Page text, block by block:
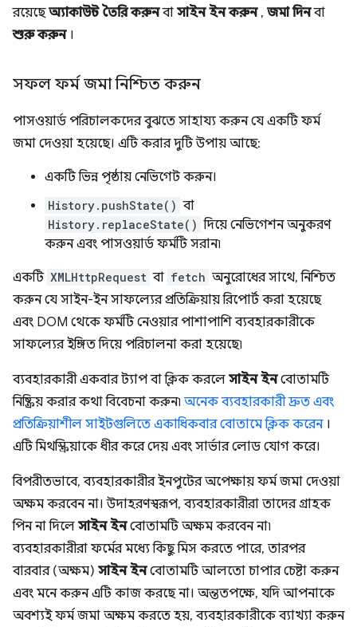
রয়েছেঅ্যাকাউন্ট তৈরি করুনবা সাইন ইন করুন, জমা দিনবা
শুরু করুন।
সফল ফর্ম জমা নিশ্চিত করুন
পাসওয়ার্ড পরিচালকদের বুঝতে সাহায্য করুন যে একটি ফর্ম
জমা দেওয়া হয়েছে। এটি করার দুটি উপায় আছে:
একটি ভিন্ন পৃষ্ঠায় নেভিগেট করুন।
History.pushState() বা
History.replaceState() দিয়ে নেভিগেশন অনুকরণ
করুন এবং পাসওয়ার্ড ফর্মটি সরান৷
একটি XMLHttpRequest বা fetch অনুরোধের সাথে, নিশ্চিত
করুন যে সাইন-ইন সাফল্যের প্রতিক্রিয়ায় রিপোর্ট করা হয়েছে
এবং DOM থেকে ফর্মটি নেওয়ার পাশাপাশি ব্যবহারকারীকে
সাফল্যের ইঙ্গিত দিয়ে পরিচালনা করা হয়েছে৷
ব্যবহারকারী একবার ট্যাপ বা ক্লিক করলে সাইন ইনবোতামটি
নিষ্ক্রিয় করার কথা বিবেচনা করুন৷ অনেক ব্যবহারকারী দ্রুত এবং
প্রতিক্রিয়াশীল সাইটগুলিতে একাধিকবার বোতামে ক্লিক করেন।
এটি মিথস্ক্রিয়াকে ধীর করে দেয় এবং সার্ভার লোড যোগ করে।
বিপরীতভাবে, ব্যবহারকারীর ইনপুটের অপেক্ষায় ফর্ম জমা দেওয়া
অক্ষম করবেন না। উদাহরণস্বরূপ, ব্যবহারকারীরা তাদের গ্রাহক
পিন না দিলে সাইন ইনবোতামটি অক্ষম করবেন না৷
ব্যবহারকারীরা ফর্মের মধ্যে কিছু মিস করতে পারে, তারপর
বারবার (অক্ষম) সাইন ইনবোতামটি আলতো চাপার চেষ্টা করুন
এবং মনে করুন এটি কাজ করছে না। অন্ততপক্ষে, যদি আপনাকে
অবশ্যই ফর্ম জমা অক্ষম করতে হয়, ব্যবহারকারীকে ব্যাখ্যা করুন